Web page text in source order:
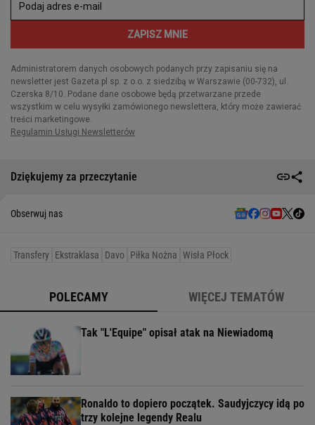
Dziękujemy za przeczytanie
Obserwuj nas
Transfery Ekstraklasa Davo Piłka Nożna Wisła Płock
POLECAMY WIĘCEJ TEMATÓW
Tak "L'Equipe" opisał atak na Niewiadomą
Ronaldo to dopiero początek. Saudyjczycy idą po
trzy kolejne legendy Realu